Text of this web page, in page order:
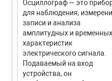
Осциллограф — это
для наблюдения,
записи и анализа
амплитудных и временных
характеристик
электрического сигнала.
Подаваемый на вход
устройства, он